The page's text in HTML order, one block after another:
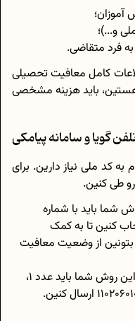
و...)؛
فرد متقاضی.
کامل معافیت تحصیلی
باید هزینه مشخصی
گویا و سامانه پیامکی
کد ملی نیاز دارین. برای
طی کنین.
شما باید با شماره
و عدد 4 رو انتخاب کنین تا به کمک
بتونین از وضعیت معافیت
در این روش شما باید عدد 1،